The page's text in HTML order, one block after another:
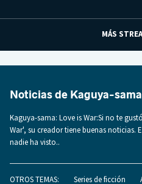
MÁS
Noticias de Kaguya-
Kaguya-sama: Love is War:Si no te
War', su creador tiene buenas noticias.
nadie ha visto..
OTROS TEMAS: Series de ficción